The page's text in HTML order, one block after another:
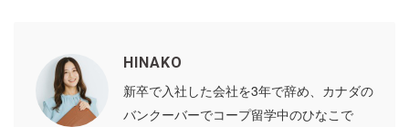
HINAKO
新卒で入社した会社を3年で辞め、カナダの
バンクーバーでコープ留学中のひなこで